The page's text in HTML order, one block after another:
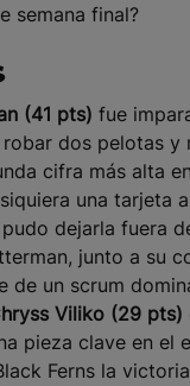
semana final?
(41 pts) fue
dos pelotas y
cifra más alta
una tarjeta
dejarla fuera
junto a su
de un scrum
Viliko (29 pts)
pieza clave en el
Ferns la